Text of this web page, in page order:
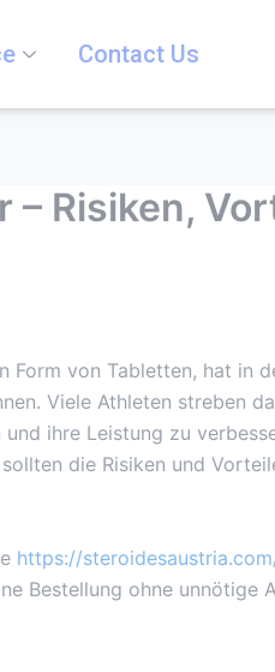
Contact Us
– Risiken,
Form von Tabletten, hat in
Viele Athleten streben
ihre Leistung zu
die Risiken und
https://
Bestellung ohne unnötige